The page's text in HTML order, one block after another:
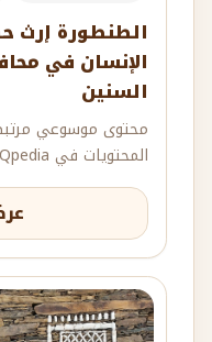
الطنطورة إرث
الإنسان في
السنين
محتوى موسوعي
المحتويات في Qpedia.